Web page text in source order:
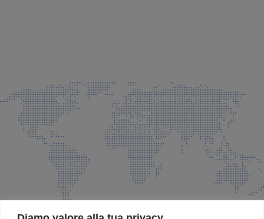
info@faeg.it
COMMERCIALE E SPEDIZIONI
Via Padre Elzi, 32 Grassobbio (BG)
035 525015
035 335037
info@faeg.it
SITE MAP